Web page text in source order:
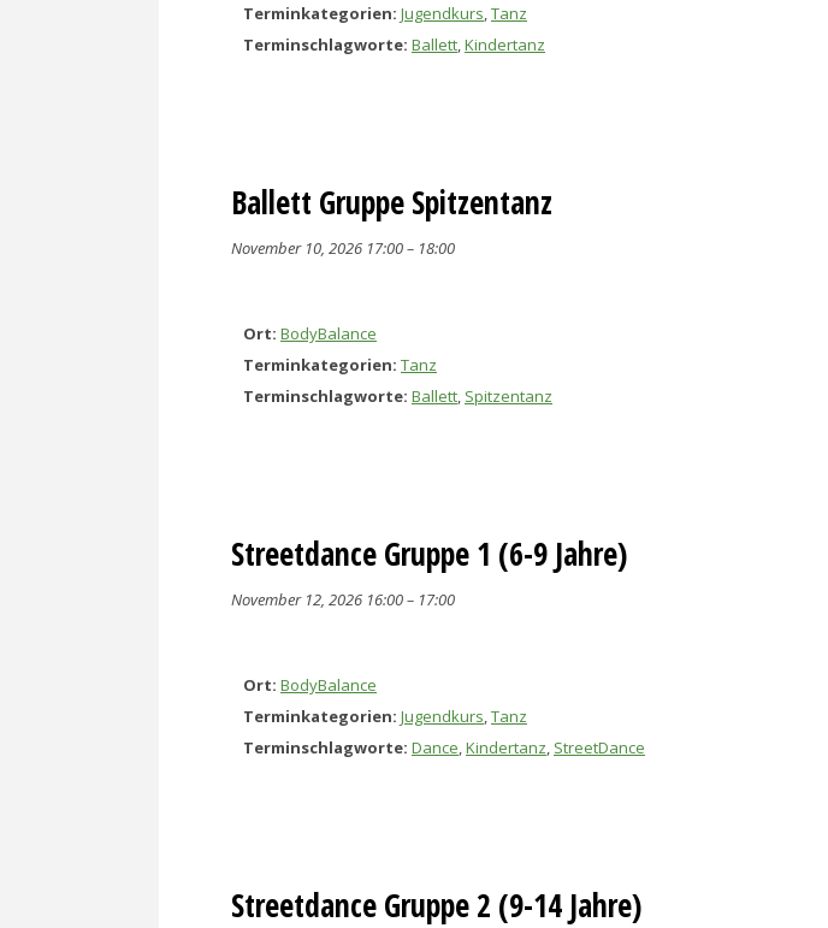
Terminkategorien: Jugendkurs,Tanz
Terminschlagworte: Ballett,Kindertanz
Ballett Gruppe Spitzentanz
November 10, 2026 17:00– 18:00
Ort: BodyBalance
Terminkategorien: Tanz
Terminschlagworte: Ballett, Spitzentanz
Streetdance Gruppe 1 (6-9 Jahre)
November 12, 2026 16:00– 17:00
Ort: BodyBalance
Terminkategorien: Jugendkurs,Tanz
Terminschlagworte: Dance,Kindertanz, StreetDance
Streetdance Gruppe 2 (9-14 Jahre)